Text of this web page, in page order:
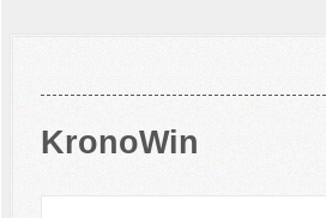
KronoWin